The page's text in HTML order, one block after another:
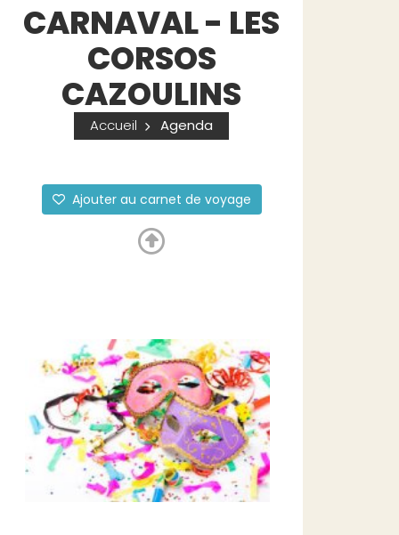
CARNAVAL - LES
CORSOS
CAZOULINS
Accueil Agenda
Ajouter au carnet de voyage